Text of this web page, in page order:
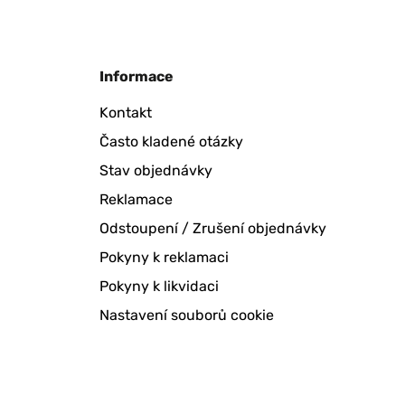
Informace
Kontakt
Často kladené otázky
Stav objednávky
Reklamace
Odstoupení / Zrušení objednávky
Pokyny k reklamaci
Pokyny k likvidaci
Nastavení souborů cookie